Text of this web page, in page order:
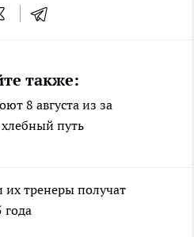
также:
8 августа из за
путь
тренеры получат